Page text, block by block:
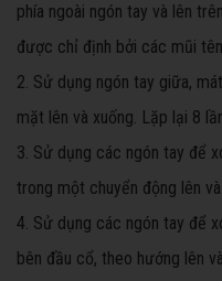
phía ngoài ngón tay và lên
được chỉ định bởi các mũi
2. Sử dụng ngón tay giữa,
mặt lên và xuống. Lặp lại 8
3. Sử dụng các ngón tay để
trong một chuyển động lên
4. Sử dụng các ngón tay để
bên đầu cổ, theo hướng lên